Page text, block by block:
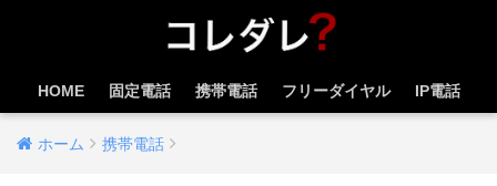
HOME 固定電話 携帯電話 フリーダイヤル IP電話
ホーム 携帯電話